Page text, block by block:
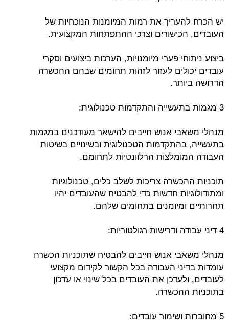
יש הכרח להעריך את רמות המיומנות הנוכחיות של
העובדים, הכישורים וצרכי ההתפתחות המקצועית.
ביצוע ניתוחי פערי מיומנויות, הערכות ביצועים וסקרי
עובדים יכולים לעזור לזהות תחומים שבהם ההכשרה
הדרושה ביותר.
3 מגמות בתעשייה והתקדמות טכנולוגית:
מנהלי משאבי אנוש חייבים להישאר מעודכנים במגמות
בתעשייה, בהתקדמות הטכנולוגית ובשינויים בשיטות
העבודה המומלצות הרלוונטיות לתחומם.
תוכניות ההכשרה צריכות לשלב כלים, טכנולוגיות
ומתודולוגיות חדשות כדי להבטיח שהעובדים יהיו
תחרותיים ומיומנים בתחומים שלהם.
4 דיני עבודה ודרישות רגולטוריות:
מנהלי משאבי אנוש חייבים להבטיח שתוכניות הכשרה
עומדות בדיני העבודה בכל הקשור לקידום מקצועי
לעובדים, ולעדכן את העובדים בכל שינוי או עדכון
בתוכניות ההכשרה.
5 מחוברות ושימור עובדים: